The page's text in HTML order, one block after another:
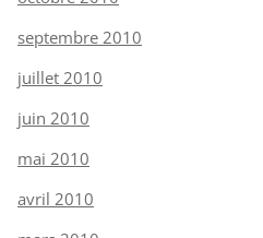
septembre 2010
juillet 2010
juin 2010
mai 2010
avril 2010